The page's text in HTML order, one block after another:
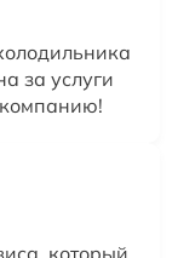
за услуги
который